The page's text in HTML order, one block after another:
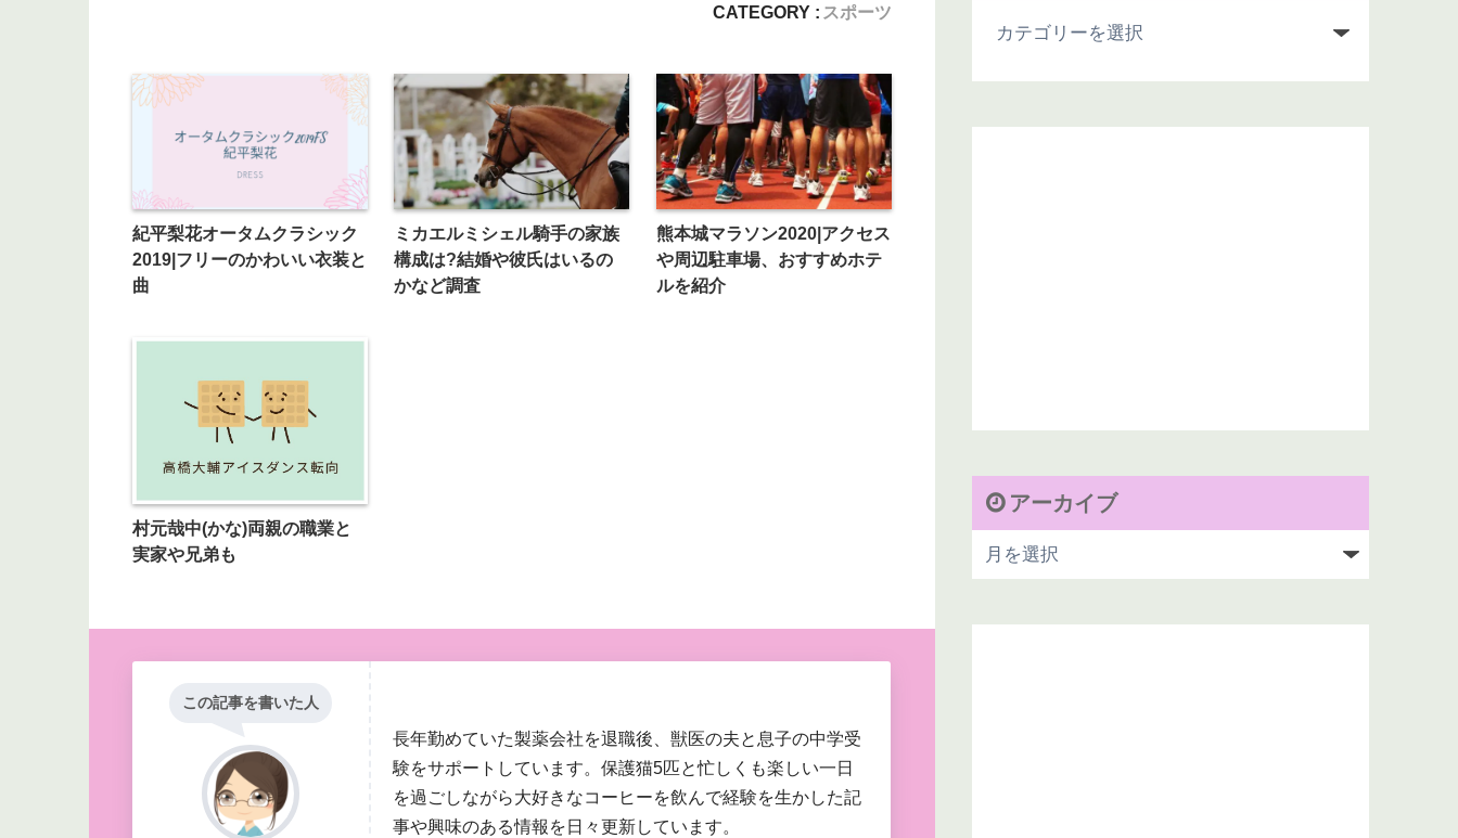
CATEGORY : スポーツ
紀平梨花オータムクラシック
2019|フリーのかわいい衣装と
曲
ミカエルミシェル騎手の家族
構成は?結婚や彼氏はいるの
かなど調査
熊本城マラソン2020|アクセス
や周辺駐車場、おすすめホテ
ルを紹介
村元哉中(かな)両親の職業と
実家や兄弟も
この記事を書いた人
長年勤めていた製薬会社を退職後、獣医の夫と息子の中学受
験をサポートしています。保護猫5匹と忙しくも楽しい一日
を過ごしながら大好きなコーヒーを飲んで経験を生かした記
事や興味のある情報を日々更新しています。
アーカイブ